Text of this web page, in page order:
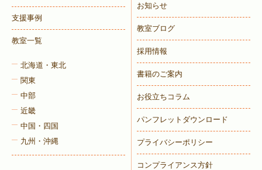
支援事例
教室一覧
北海道・東北
関東
中部
近畿
中国・四国
九州・沖縄
お知らせ
教室ブログ
採用情報
書籍のご案内
お役立ちコラム
パンフレットダウンロード
プライバシーポリシー
コンプライアンス方針